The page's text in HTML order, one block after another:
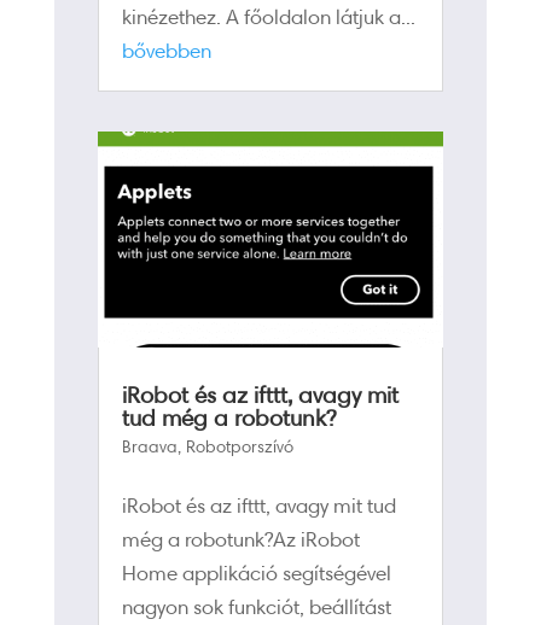
kinézethez. A főoldalon látjuk a...
bővebben
iRobot és az ifttt, avagy mit
tud még a robotunk?
Braava Robotporszívó
iRobot és az ifttt, avagy mit tud
még a robotunk?Az iRobot
Home applikáció segítségével
nagyon sok funkciót, beállítást